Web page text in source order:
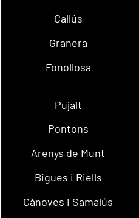
Callús
Granera
Fonollosa
Pujalt
Pontons
Arenys de Munt
Bigues i Riells
Cànoves i Samalús